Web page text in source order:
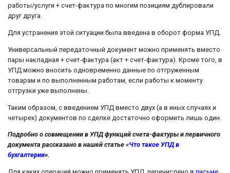
работы/услуги + счет-фактура по многим позициям дублировали
друг друга.
Для устранения этой ситуации была введена в оборот форма УПД.
Универсальный передаточный документ можно применять вместо
пары накладная + счет-фактура (акт + счет-фактура). Кроме того, в
УПД можно вносить одновременно данные по отгруженным
товарам и по выполненным работам, если работы к моменту
отгрузки уже выполнены.
Таким образом, с введением УПД вместо двух (а в иных случаях и
четырех) документов по сделке достаточно оформить лишь один.
Подробно о совмещении в УПД функций счета-фактуры и первичного
документа рассказано в нашей статье «Что такое УПД в
бухгалтерии».